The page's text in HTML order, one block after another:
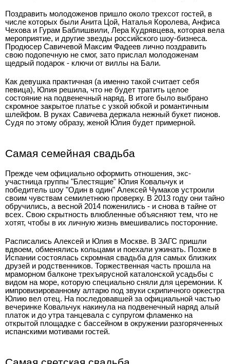
Поздравить молодоженов пришло около трехсот гостей, в
числе которых были Анита Цой, Наталья Королева, Анфиса
Чехова и Гурам Баблишвили, Лера Кудрявцева, которая вела
мероприятие, и другие звезды российского шоу-бизнеса.
Продюсер Савичевой Максим Фадеев лично поздравить
свою подопечную не смог, зато прислал молодоженам
щедрый подарок - ключи от виллы на Бали.
Как девушка практичная (а именно такой считает себя
певица), Юлия решила, что не будет тратить целое
состояние на подвенечный наряд. В итоге было выбрано
скромное закрытое платье с узкой юбкой и романтичным
шлейфом. В руках Савичева держала нежный букет пионов.
Судя по этому образу, женой Юлия будет примерной.
Самая семейная свадьба
Прежде чем официально оформить отношения, экс-
участница группы "Блестящие" Юлия Ковальчук и
победитель шоу "Один в один" Алексей Чумаков устроили
своим чувствам семилетнюю проверку. В 2013 году они тайно
обручились, а весной 2014 поженились - и снова в тайне от
всех. Свою скрытность влюбленные объясняют тем, что не
хотят, чтобы в их личную жизнь вмешивались посторонние.
Расписались Алексей и Юлия в Москве. В ЗАГС пришли
вдвоем, обменялись кольцами и поехали ужинать. Позже в
Испании состоялась скромная свадьба для самых близких
друзей и родственников. Торжественная часть прошла на
мраморном балконе трехъярусной каталонской усадьбы с
видом на море, которую специально сняли для церемонии. К
импровизированному алтарю под звуки скрипичного оркестра
Юлию вел отец. На последовавшей за официальной частью
вечеринке Ковальчук накинула на подвенечный наряд алый
платок и до утра танцевала с супругом фламенко на
открытой площадке с бассейном в окружении разгоряченных
испанскими мотивами гостей.